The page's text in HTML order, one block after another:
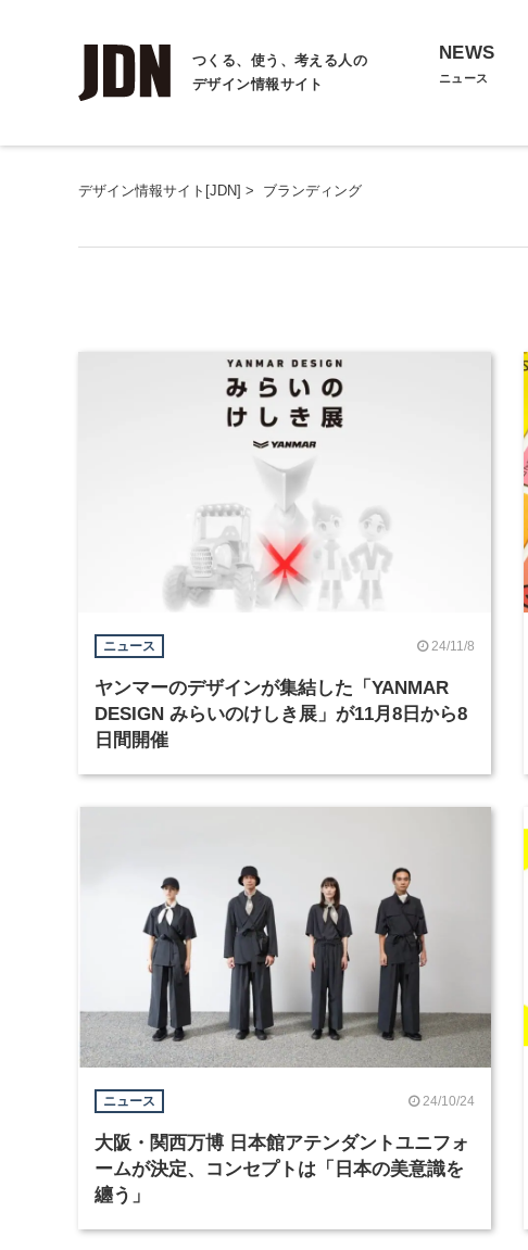
つくる、使う、考える人の
デザイン情報サイト
NEWS
ニュース
デザイン情報サイト[JDN] > ブランディング
ニュース 24/11/8
ヤンマーのデザインが集結した「YANMAR
DESIGN みらいのけしき展」が11月8日から8
日間開催
ニュース 24/10/24
大阪・関西万博 日本館アテンダントユニフォ
ームが決定、コンセプトは「日本の美意識を
纏う」